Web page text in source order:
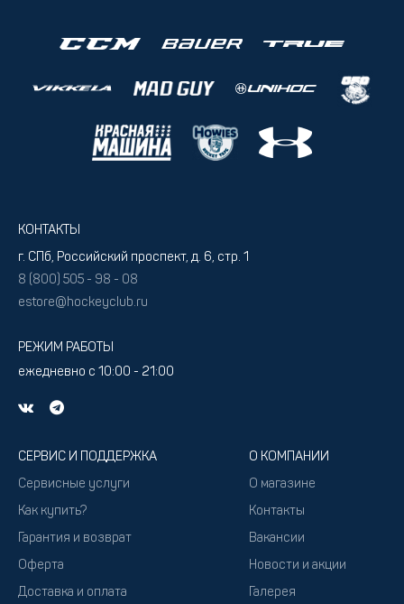
КОНТАКТЫ
г. СПб, Российский проспект, д. 6, стр. 1
8 (800) 505 - 98 - 08
estore@hockeyclub.ru
РЕЖИМ РАБОТЫ
ежедневно с 10:00 - 21:00
СЕРВИС И ПОДДЕРЖКА
Сервисные услуги
Как купить?
Гарантия и возврат
Оферта
Доставка и оплата
О КОМПАНИИ
О магазине
Контакты
Вакансии
Новости и акции
Галерея